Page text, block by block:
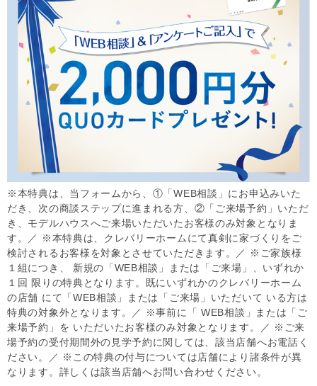
※本特典は、当フォームから、①「WEB相談」にお申込みいた
だき、次の商談ステップに進まれる方、②「ご来場予約」いただ
き、モデルハウスへご来場いただいたお客様のみ対象となりま
す。／ ※本特典は、クレバリーホームにて真剣に家づくりをご
検討されるお客様を対象とさせていただきます。／ ※ご家族様
１組につき、 新規の「WEB相談」または「ご来場」、いずれか
１回 限りの特典となります。既にいずれかのクレバリーホーム
の店舗 にて「WEB相談」または「ご来場」いただいて いる方は
特典の対象外となります。／ ※事前に「 WEB相談」または「ご
来場予約」を いただいたお客様のみ対象となります。／ ※ご来
場予約の受付期間外の見学予約に関しては、該当店舗へお電話く
ださい。／ ※この特典の付与については店舗により諸条件が異
なります。詳しくは該当店舗へお問い合わせください。